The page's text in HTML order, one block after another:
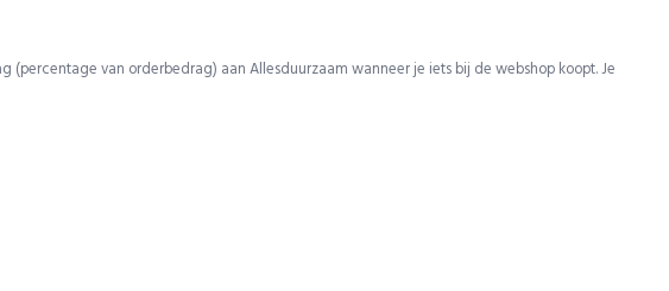
van orderbedrag) aan Allesduurzaam wanneer je iets bij de webshop koopt. Je